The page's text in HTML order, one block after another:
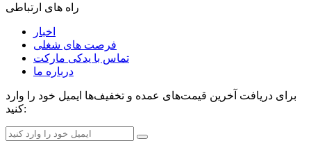
راه های ارتباطی
اخبار
فرصت های شغلی
تماس با یدکی مارکت
درباره ما
برای دریافت آخرین قیمت‌های عمده و تخفیف‌ها ایمیل خود را وارد
کنید: